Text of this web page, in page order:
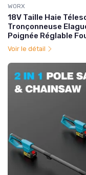
WORX
18V Taille Haie
Tronçonneuse
Poignée Réglable
Voir le détail